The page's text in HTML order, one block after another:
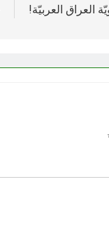
العراق العربيّة!